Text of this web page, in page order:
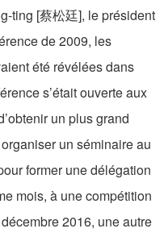
ting [蔡松廷], le président
de 2009, les
été révélées dans
s’était ouverte aux
un plus grand
un séminaire au
former une délégation
mois, à une compétition
2016, une autre